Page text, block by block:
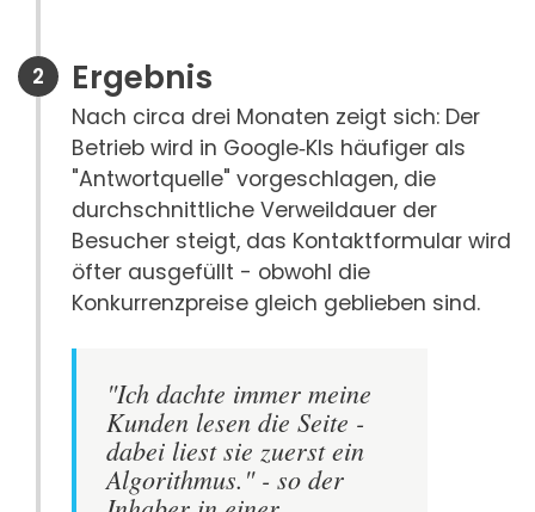
Ergebnis
Nach circa drei Monaten zeigt sich: Der
Betrieb wird in Google‑KIs häufiger als
"Antwortquelle" vorgeschlagen, die
durchschnittliche Verweildauer der
Besucher steigt, das Kontaktformular wird
öfter ausgefüllt - obwohl die
Konkurrenzpreise gleich geblieben sind.
"Ich dachte immer meine
Kunden lesen die Seite -
dabei liest sie zuerst ein
Algorithmus." - so der